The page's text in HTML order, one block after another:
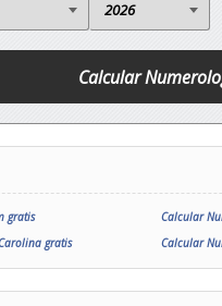
gratis
Calcular
gratis
Calcular